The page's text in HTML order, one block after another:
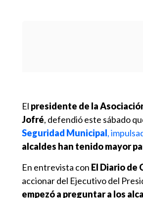
El presidente de la
Jofré, defendió este sábado
Seguridad Municipal,
alcaldes han tenido mayor
En entrevista con El Diario de
accionar del Ejecutivo del
empezó a preguntar a los